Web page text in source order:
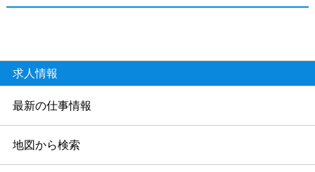
求人情報
最新の仕事情報
地図から検索